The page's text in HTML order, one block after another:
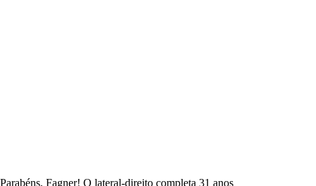
Parabéns, Fagner! O lateral-direito completa 31 anos